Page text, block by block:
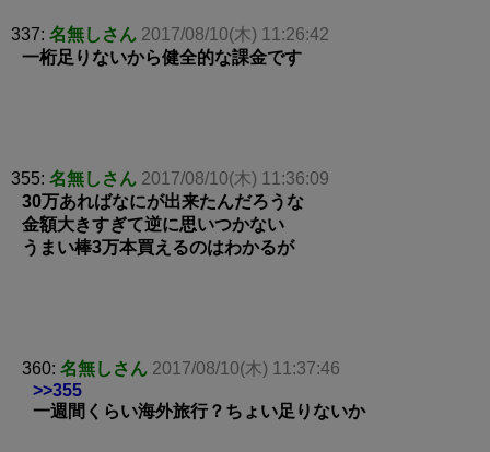
337: 名無しさん 2017/08/10(木) 11:26:42
一桁足りないから健全的な課金です
355: 名無しさん 2017/08/10(木) 11:36:09
30万あればなにが出来たんだろうな
金額大きすぎて逆に思いつかない
うまい棒3万本買えるのはわかるが
360: 名無しさん 2017/08/10(木) 11:37:46
>>355
一週間くらい海外旅行？ちょい足りないか